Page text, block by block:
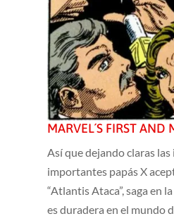
MARVEL´S FIRST
Así que dejando claras
importantes papás X
“Atlantis Ataca”, saga en
es duradera en el mundo